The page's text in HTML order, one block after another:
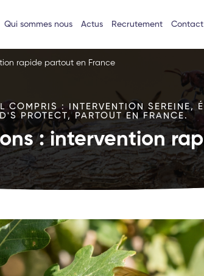
Qui sommes nous Actus Recrutement Contact
rapide partout en France
: INTERVENTION SEREINE,
PROTECT, PARTOUT EN FRANCE.
: intervention